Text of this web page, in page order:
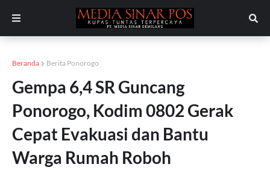
Beranda Berita Ponorogo
Gempa 6,4 SR Guncang
Ponorogo, Kodim 0802 Gerak
Cepat Evakuasi dan Bantu
Warga Rumah Roboh